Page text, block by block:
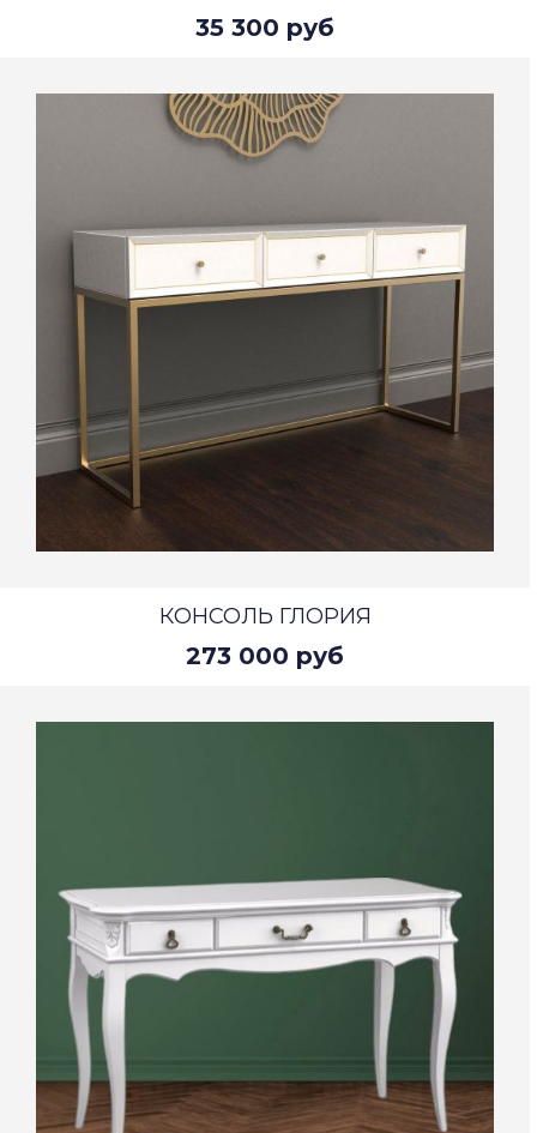
35 300 руб
КОНСОЛЬ ГЛОРИЯ
273 000 руб